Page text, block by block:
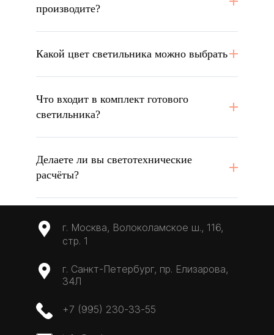
производите?
Какой цвет светильника можно выбрать
Что входит в комплект готового
светильника?
Делаете ли вы светотехнические
расчёты?
г. Москва, Волоколамское ш., 116,
стр. 1
г. Санкт-Петербург, пр. Елизарова,
34Л
+7 (995) 230-33-55